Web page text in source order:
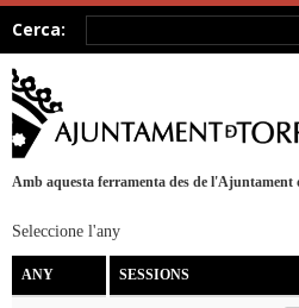
Cerca:
Amb aquesta ferramenta des de l'Ajuntament
Seleccione l'any
ANY SESSIONS